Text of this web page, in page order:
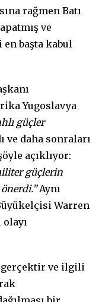
rağmen Batı
ve
başta kabul
Yugoslavya
güçler
ve daha sonraları
açıklıyor:
güçlerin
Aynı
Warren
gerçektir ve ilgili